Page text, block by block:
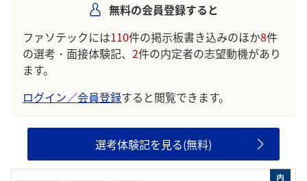
無料の会員登録すると
ファソテックには110件の掲示板書き込みのほか8件
の選考・面接体験記、 2件の内定者の志望動機があり
ます。
ログイン／会員登録すると閲覧できます。
選考体験記を見る(無料)